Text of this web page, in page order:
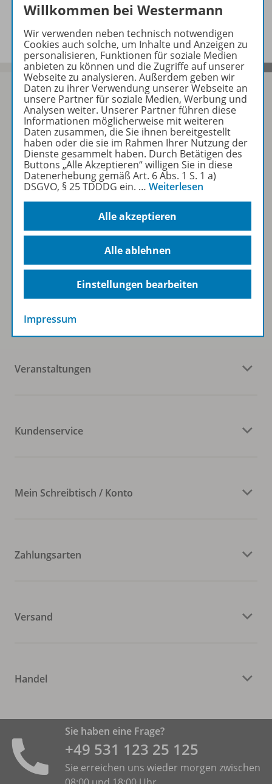
Audio zu folgenden Werken
Sofort profitieren
Zum Newsletter anmelden
Folgen Sie uns auf Social Media
Veranstaltungen
Kundenservice
Mein Schreibtisch / Konto
Zahlungsarten
Versand
Handel
Sie haben eine Frage?
+49 531 ­123 25 125
Sie erreichen uns wieder morgen zwischen
Willkommen bei Westermann
Wir verwenden neben technisch notwendigen
Cookies auch solche, um Inhalte und Anzeigen zu
personalisieren, Funktionen für soziale Medien
anbieten zu können und die Zugriffe auf unserer
Webseite zu analysieren. Außerdem geben wir
Daten zu ihrer Verwendung unserer Webseite an
unsere Partner für soziale Medien, Werbung und
Analysen weiter. Unserer Partner führen diese
Informationen möglicherweise mit weiteren
Daten zusammen, die Sie ihnen bereitgestellt
haben oder die sie im Rahmen Ihrer Nutzung der
Dienste gesammelt haben. Durch Betätigen des
Buttons „Alle Akzeptieren“ willigen Sie in diese
Datenerhebung gemäß Art. 6 Abs. 1 S. 1 a)
DSGVO, § 25 TDDDG ein. … Weiterlesen
Alle akzeptieren
Alle ablehnen
Einstellungen bearbeiten
Impressum